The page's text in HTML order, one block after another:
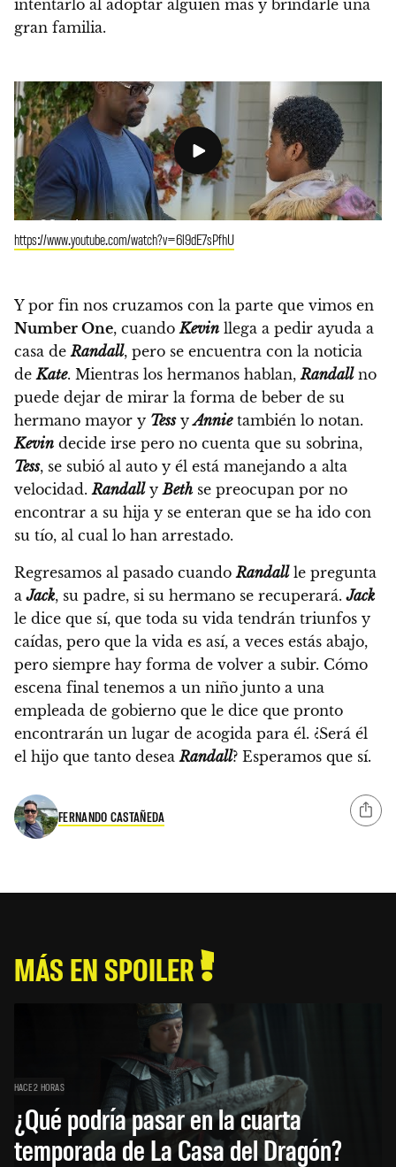
intentarlo al adoptar alguien más y brindarle una
gran familia.
https://www.youtube.com/watch?v=6l9dE7sPfhU
Y por fin nos cruzamos con la parte que vimos en
Number One, cuando Kevin llega a pedir ayuda a
casa de Randall, pero se encuentra con la noticia
de Kate. Mientras los hermanos hablan, Randallno
puede dejar de mirar la forma de beber de su
hermano mayor y TessyAnnietambién lo notan.
Kevin decide irse pero no cuenta que su sobrina,
Tess, se subió al auto y él está manejando a alta
velocidad. RandallyBethse preocupan por no
encontrar a su hija y se enteran que se ha ido con
su tío, al cual lo han arrestado.
Regresamos al pasado cuando Randallle pregunta
aJack, su padre, si su hermano se recuperará.Jack
le dice que sí, que toda su vida tendrán triunfos y
caídas, pero que la vida es así, a veces estás abajo,
pero siempre hay forma de volver a subir. Cómo
escena final tenemos a un niño junto a una
empleada de gobierno que le dice que pronto
encontrarán un lugar de acogida para él. ¿Será él
el hijo que tanto desea Randall? Esperamos que sí.
FERNANDO CASTAÑEDA
MÁS EN SPOILER
HACE 2 HORAS
¿Qué podría pasar en la cuarta
temporada de La Casa del Dragón?